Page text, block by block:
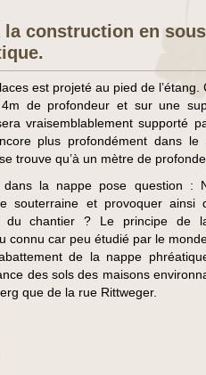
la construction en
est projeté au pied de
4m de profondeur et sur une
vraisemblablement supporté
plus profondément dans
trouve qu’à un mètre de
dans la nappe pose question :
souterraine et provoquer
du chantier ? Le principe de
connu car peu étudié par le
de la nappe
des sols des maisons
que de la rue Rittweger.